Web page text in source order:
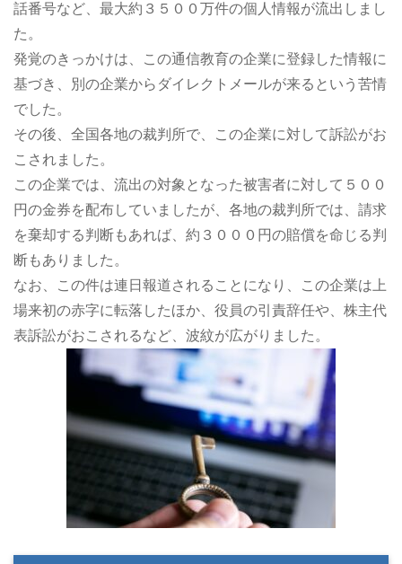
話番号など、最大約３５００万件の個人情報が流出しまし
た。
発覚のきっかけは、この通信教育の企業に登録した情報に
基づき、別の企業からダイレクトメールが来るという苦情
でした。
その後、全国各地の裁判所で、この企業に対して訴訟がお
こされました。
この企業では、流出の対象となった被害者に対して５００
円の金券を配布していましたが、各地の裁判所では、請求
を棄却する判断もあれば、約３０００円の賠償を命じる判
断もありました。
なお、この件は連日報道されることになり、この企業は上
場来初の赤字に転落したほか、役員の引責辞任や、株主代
表訴訟がおこされるなど、波紋が広がりました。